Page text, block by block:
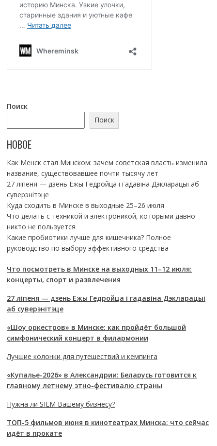
Поиск
Поиск
НОВОЕ
Как Менск стал Минском: зачем советская власть изменила
название, существовавшее почти тысячу лет
27 ліпеня — дзень Ежы Гедройца і гадавіна Дэкларацыі аб
суверэнітэце
Куда сходить в Минске в выходные 25–26 июля
Что делать с техникой и электроникой, которыми давно
никто не пользуется
Какие пробиотики лучше для кишечника? Полное
руководство по выбору эффективного средства
Что посмотреть в Минске на выходных 11–12 июля:
концерты, спорт и развлечения
27 ліпеня — дзень Ежы Гедройца і гадавіна Дэкларацыі
аб суверэнітэце
«Шоу оркестров» в Минске: как пройдёт большой
симфонический концерт в филармонии
Лучшие колонки для путешествий и кемпинга
«Купалье-2026» в Александрии: Беларусь готовится к
главному летнему этно-фестивалю страны
Нужна ли SIEM Вашему бизнесу?
ТОП-5 фильмов июня в кинотеатрах Минска: что сейчас
идёт в прокате